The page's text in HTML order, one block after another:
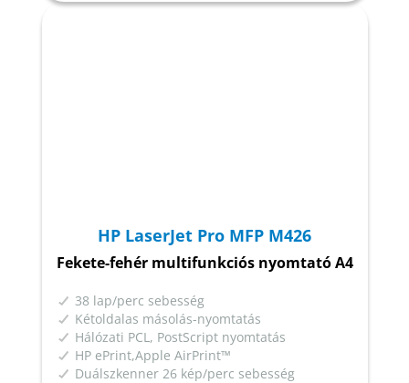
HP LaserJet Pro MFP M426
Fekete-fehér multifunkciós nyomtató A4
38 lap/perc sebesség
Kétoldalas másolás-nyomtatás
Hálózati PCL, PostScript nyomtatás
HP ePrint,Apple AirPrint™
Duálszkenner 26 kép/perc sebesség